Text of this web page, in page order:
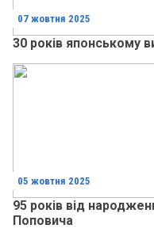
07 жовтня 2025
30 років японському
05 жовтня 2025
95 років від
Поповича